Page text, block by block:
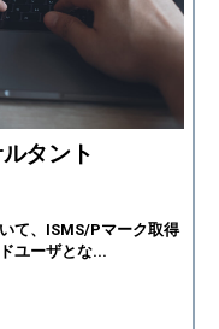
タント
て、ISMS/Pマーク取得
ユーザとな...